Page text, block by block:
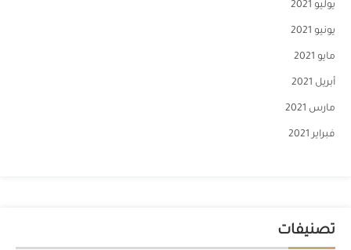
يوليو 2021
يونيو 2021
مايو 2021
أبريل 2021
مارس 2021
فبراير 2021
تصنيفات